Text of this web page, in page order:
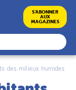
S’ABONNER
AUX
MAGAZINES
des milieux humides